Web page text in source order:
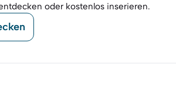
oder kostenlos inserieren.